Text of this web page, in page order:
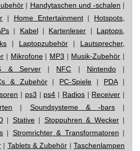
| Handytaschen und -schalen |
| Home Entertainment| Hotspots,
| Kabel| Kartenleser | Laptops,
| Laptopzubehör | Lautsprecher,
| Mikrofone| MP3 | Musik-Zubehör |
& Server| NFC | Nintendo|
& Zubehör| PC-Spiele | PDA|
| ps3 | ps4 | Radios| Receiver |
| Soundsysteme & -bars|
| Stative| Stoppuhren & Wecker|
| Stromrichter & Transformatoren |
| Tablets & Zubehör | Taschenlampen